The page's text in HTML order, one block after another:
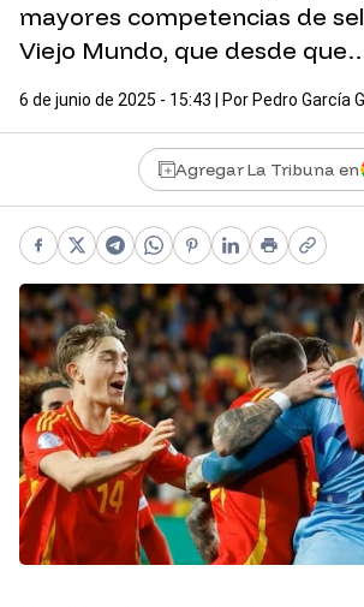
mayores competencias de
Viejo Mundo, que desde
6 de junio de 2025 - 15:43 | Por Pedro García
Agregar La Tribuna en
Facebook
X Telegram
WhatsApp
Pinterest
LinkedIn
PrintCopy